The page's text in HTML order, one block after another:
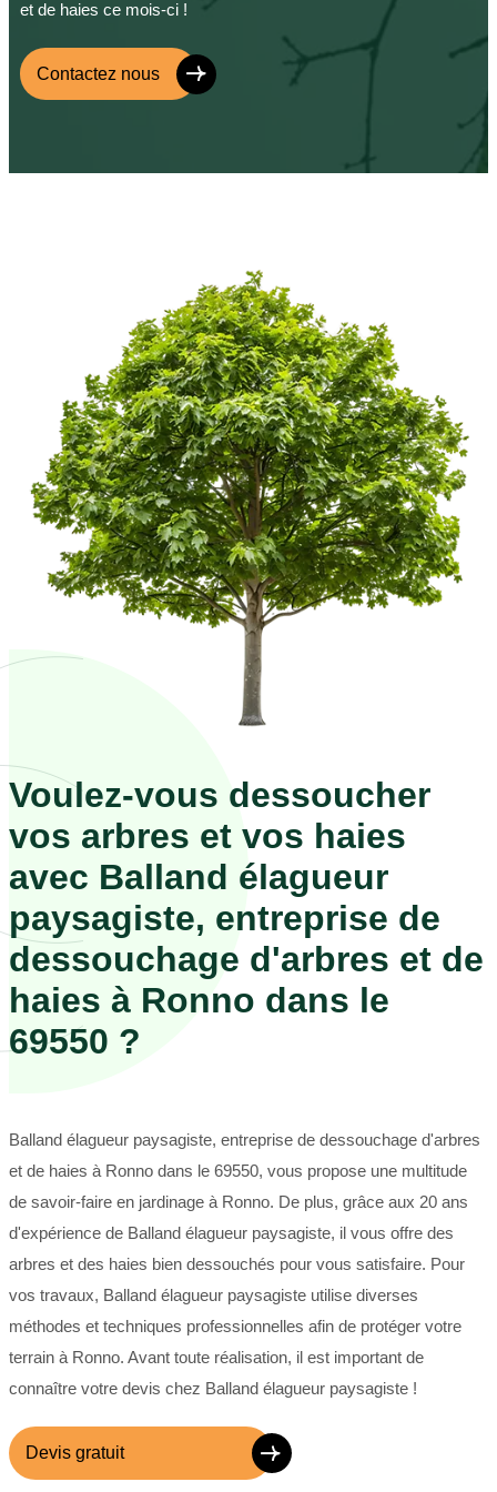
et de haies ce mois-ci !
Contactez nous
Voulez-vous dessoucher
vos arbres et vos haies
avec Balland élagueur
paysagiste, entreprise de
dessouchage d'arbres et de
haies à Ronno dans le
69550 ?
Balland élagueur paysagiste, entreprise de dessouchage d'arbres
et de haies à Ronno dans le 69550, vous propose une multitude
de savoir-faire en jardinage à Ronno. De plus, grâce aux 20 ans
d'expérience de Balland élagueur paysagiste, il vous offre des
arbres et des haies bien dessouchés pour vous satisfaire. Pour
vos travaux, Balland élagueur paysagiste utilise diverses
méthodes et techniques professionnelles afin de protéger votre
terrain à Ronno. Avant toute réalisation, il est important de
connaître votre devis chez Balland élagueur paysagiste !
Devis gratuit